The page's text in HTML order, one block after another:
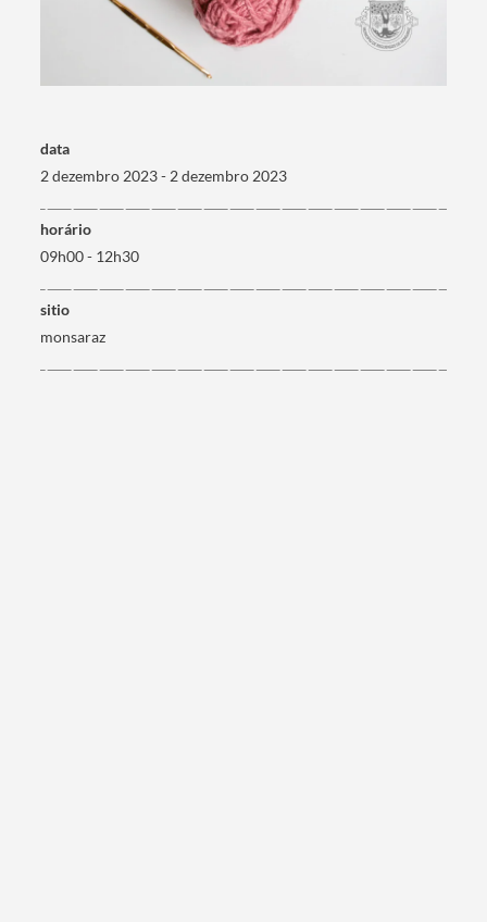
Termo de Pesquisa
data
2 dezembro 2023 - 2 dezembro 2023
horário
09h00 - 12h30
sitio
monsaraz